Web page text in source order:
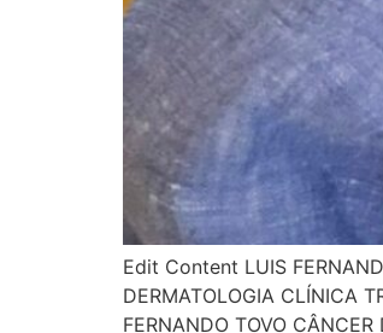
Edit Content LUIS
DERMATOLOGIA CLÍNICA
FERNANDO TOVO